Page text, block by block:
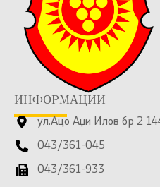
ИНФОРМАЦИИ
ул.Ацо Аџи Илов бр 2
043/361-045
043/361-933